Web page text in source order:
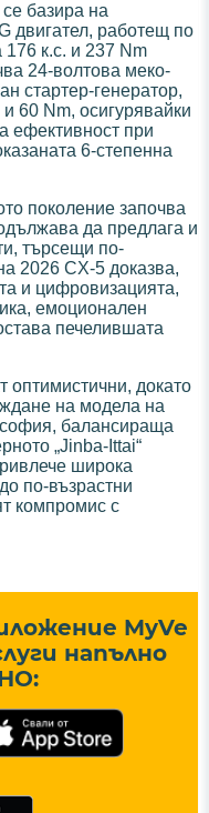
базира на
двигател, работещ по
к.с. и 237 Nm
24-волтова меко-
стартер-генератор,
60 Nm, осигурявайки
ефективност при
6-степенна
поколение започва
да предлага и
търсещи по-
2026 CX-5 доказва,
и цифровизацията,
емоционален
печелившата
оптимистични, докато
на модела на
балансираща
„Jinba-Ittai“
широка
по-възрастни
компромис с
MyVe
напълно